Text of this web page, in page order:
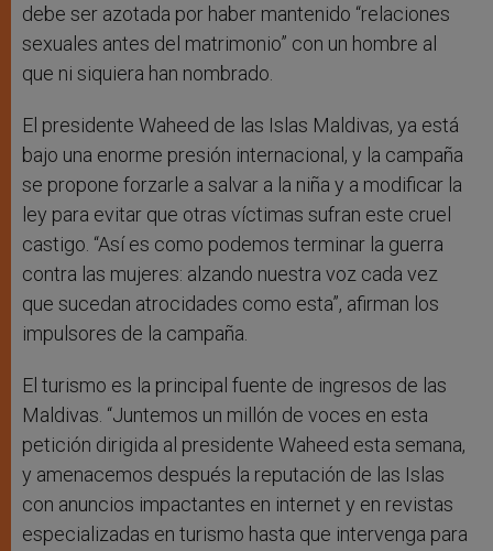
debe ser azotada por haber mantenido “relaciones
sexuales antes del matrimonio” con un hombre al
que ni siquiera han nombrado.
El presidente Waheed de las Islas Maldivas, ya está
bajo una enorme presión internacional, y la campaña
se propone forzarle a salvar a la niña y a modificar la
ley para evitar que otras víctimas sufran este cruel
castigo. “Así es como podemos terminar la guerra
contra las mujeres: alzando nuestra voz cada vez
que sucedan atrocidades como esta”, afirman los
impulsores de la campaña.
El turismo es la principal fuente de ingresos de las
Maldivas. “Juntemos un millón de voces en esta
petición dirigida al presidente Waheed esta semana,
y amenacemos después la reputación de las Islas
con anuncios impactantes en internet y en revistas
especializadas en turismo hasta que intervenga para